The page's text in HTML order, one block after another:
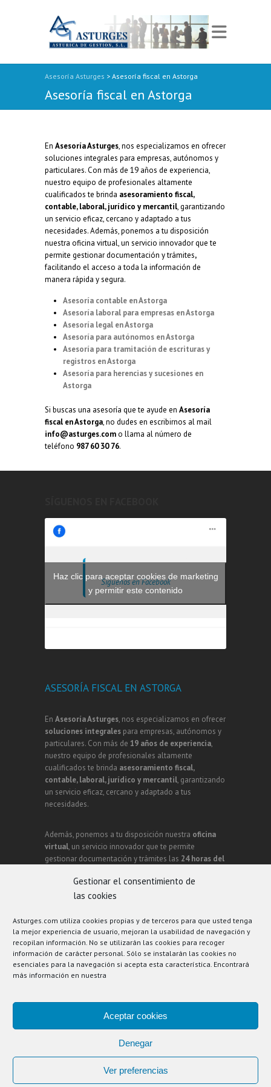
Gestionar el consentimiento de
las cookies
Asturges.com utiliza cookies propias y de terceros para que usted tenga
la mejor experiencia de usuario, mejoran la usabilidad de navegación y
recopilan información. No se utilizarán las cookies para recoger
información de carácter personal. Sólo se instalarán las cookies no
esenciales para la navegación si acepta esta característica. Encontrará
más información en nuestra
Aceptar cookies
Denegar
Ver preferencias
Asesoría Asturges > Asesoría fiscal en Astorga
Asesoría fiscal en Astorga
En Asesoría Asturges, nos especializamos en ofrecer
soluciones integrales para empresas, autónomos y
particulares. Con más de 19 años de experiencia,
nuestro equipo de profesionales altamente
cualificados te brinda asesoramiento fiscal,
contable, laboral, jurídico y mercantil, garantizando
un servicio eficaz, cercano y adaptado a tus
necesidades. Además, ponemos a tu disposición
nuestra oficina virtual, un servicio innovador que te
permite gestionar documentación y trámites,
facilitando el acceso a toda la información de
manera rápida y segura.
Asesoría contable en Astorga
Asesoría laboral para empresas en Astorga
Asesoría legal en Astorga
Asesoría para autónomos en Astorga
Asesoría para tramitación de escrituras y
registros en Astorga
Asesoría para herencias y sucesiones en
Astorga
Si buscas una asesoría que te ayude en Asesoría
fiscal en Astorga, no dudes en escribirnos al mail
info@asturges.como llama al número de
teléfono 987 60 30 76.
Síguenos en Facebook
Haz clic para aceptar cookies de marketing
y permitir este contenido
ASESORÍA FISCAL EN ASTORGA
En Asesoría Asturges, nos especializamos en ofrecer
soluciones integrales para empresas, autónomos y
particulares. Con más de 19 años de experiencia,
nuestro equipo de profesionales altamente
cualificados te brinda asesoramiento fiscal,
contable, laboral, jurídico y mercantil, garantizando
un servicio eficaz, cercano y adaptado a tus
necesidades.
Además, ponemos a tu disposición nuestra oficina
virtual, un servicio innovador que te permite
gestionar documentación y trámites las 24 horas del
manera rápida y segura.
987603076
info@asturges.com
C/ Santa Colomba Nº 6 - Bajo - 24700 -
Astorga (León - España)
Política de privacidad
Más información sobre las cookies